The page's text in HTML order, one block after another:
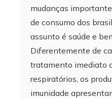
mudanças
de consumo dos
assunto é saúde e
Diferentemente de
tratamento imediato
respiratórios, os
imunidade